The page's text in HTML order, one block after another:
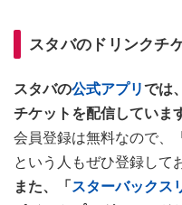
スタバのドリンクチ
スタバの公式アプリでは
チケットを配信していま
会員登録は無料なので、
という人もぜひ登録して
また、「スターバックス